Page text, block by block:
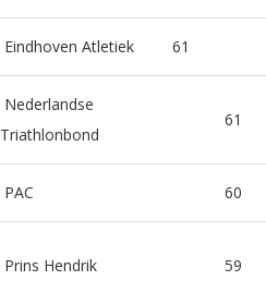
Eindhoven Atletiek 61
Nederlandse
Triathlonbond
61
PAC 60
Prins Hendrik 59